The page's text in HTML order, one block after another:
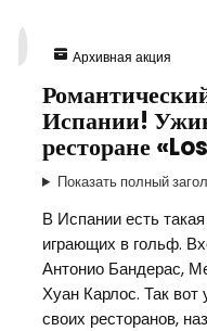
Архивная акция
Испании!
ресторане
Показать полный
В Испании есть
играющих в гольф.
Антонио Бандерас,
Хуан Карлос. Так вот
своих ресторанов,